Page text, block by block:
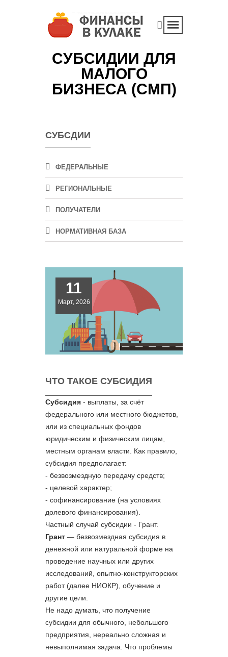
СУБСИДИИ ДЛЯ
МАЛОГО
БИЗНЕСА (СМП)
СУБСДИИ
ФЕДЕРАЛЬНЫЕ
РЕГИОНАЛЬНЫЕ
ПОЛУЧАТЕЛИ
НОРМАТИВНАЯ БАЗА
11
Март, 2026
ЧТО ТАКОЕ СУБСИДИЯ
Субсидия - выплаты, за счёт
федерального или местного бюджетов,
или из специальных фондов
юридическим и физическим лицам,
местным органам власти. Как правило,
субсидия предполагает:
- безвозмездную передачу средств;
- целевой характер;
- софинансирование (на условиях
долевого финансирования).
Частный случай субсидии - Грант.
Грант — безвозмездная субсидия в
денежной или натуральной форме на
проведение научных или других
исследований, опытно-конструкторских
работ (далее НИОКР), обучение и
другие цели.
Не надо думать, что получение
субсидии для обычного, небольшого
предприятия, нереально сложная и
невыполнимая задача. Что проблемы